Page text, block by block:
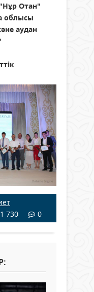
Отан"
облысы
аудан
1 730 0